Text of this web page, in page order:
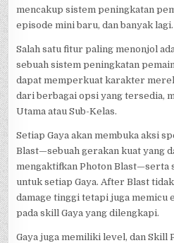
mencakup sistem peningkatan
episode mini baru, dan banyak lagi.
Salah satu fitur paling menonjol
sebuah sistem peningkatan
dapat memperkuat karakter
dari berbagai opsi yang tersedia,
Utama atau Sub-Kelas.
Setiap Gaya akan membuka aksi
Blast—sebuah gerakan kuat yang
mengaktifkan Photon Blast—serta
untuk setiap Gaya. After Blast
damage tinggi tetapi juga memicu
pada skill Gaya yang dilengkapi.
Gaya juga memiliki level, dan Skill